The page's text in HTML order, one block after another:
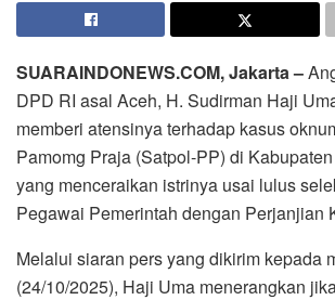
SUARAINDONEWS.COM, Jakarta –
DPD RI asal Aceh, H. Sudirman Haji
memberi atensinya terhadap kasus
Pamomg Praja (Satpol-PP) di
yang menceraikan istrinya usai lulus
Pegawai Pemerintah dengan Perjanjian
Melalui siaran pers yang dikirim kepada
(24/10/2025), Haji Uma menerangkan